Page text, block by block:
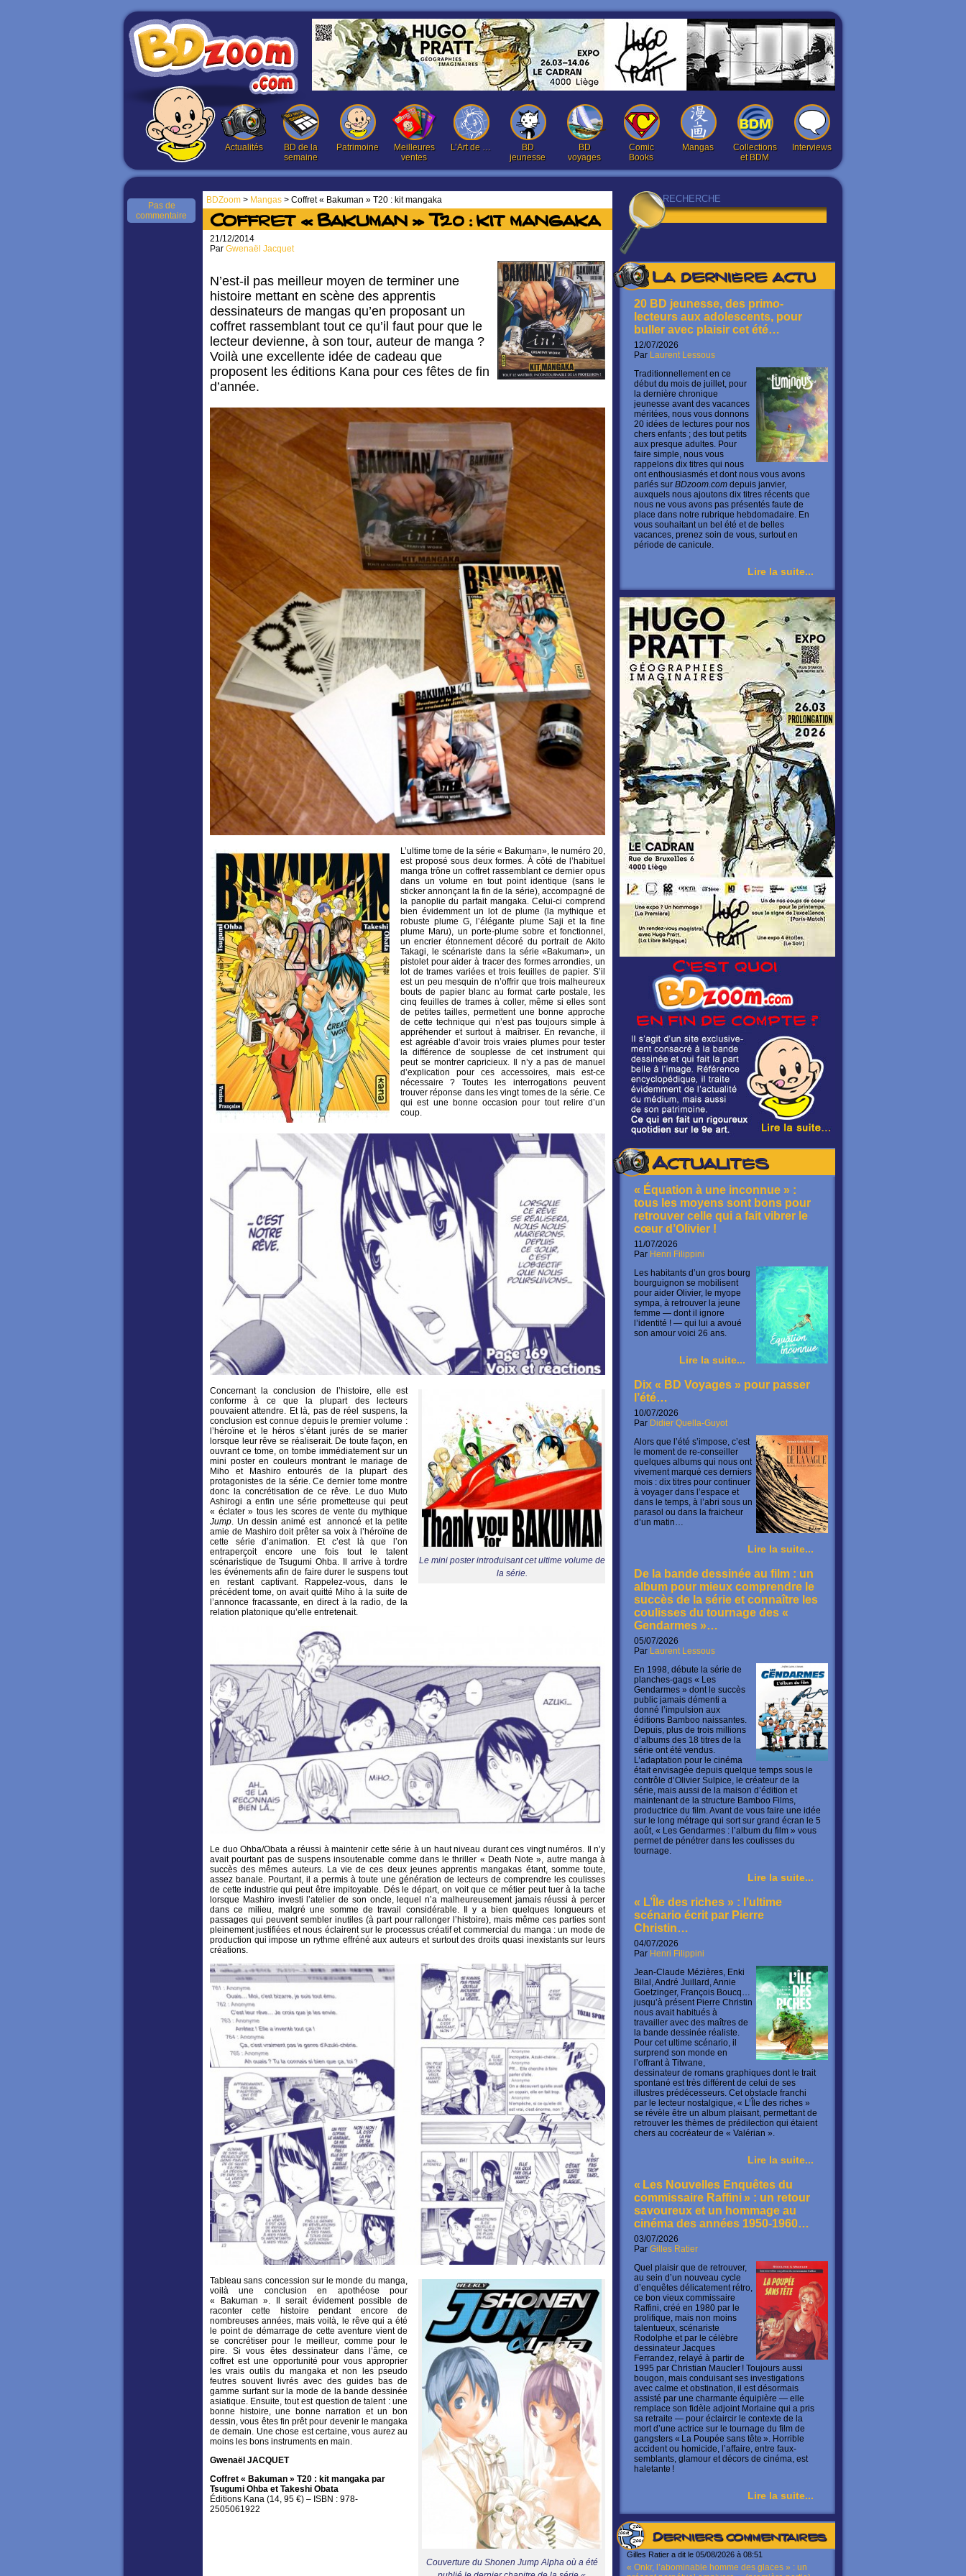
Actualités
BD de la
semaine
Patrimoine
Meilleures
ventes
L’Art de …
BD
jeunesse
BD
voyages
Comic
Books
Mangas
Collections
et BDM
Interviews
La dernière actu
20 BD jeunesse, des primo-
lecteurs aux adolescents, pour
buller avec plaisir cet été…
12/07/2026
Par Laurent Lessous
Traditionnellement en ce
début du mois de juillet, pour
la dernière chronique
jeunesse avant des vacances
méritées, nous vous donnons
20 idées de lectures pour nos
chers enfants ; des tout petits
aux presque adultes. Pour
faire simple, nous vous
rappelons dix titres qui nous
ont enthousiasmés et dont nous vous avons
parlés sur BDzoom.com depuis janvier,
auxquels nous ajoutons dix titres récents que
nous ne vous avons pas présentés faute de
place dans notre rubrique hebdomadaire. En
vous souhaitant un bel été et de belles
vacances, prenez soin de vous, surtout en
période de canicule.
Lire la suite...
Actualités
« Équation à une inconnue » :
tous les moyens sont bons pour
retrouver celle qui a fait vibrer le
cœur d’Olivier !
11/07/2026
Par Henri Filippini
Les habitants d’un gros bourg
bourguignon se mobilisent
pour aider Olivier, le myope
sympa, à retrouver la jeune
femme — dont il ignore
l’identité ! — qui lui a avoué
son amour voici 26 ans.
Lire la suite...
Dix « BD Voyages » pour passer
l’été…
10/07/2026
Par Didier Quella-Guyot
Alors que l’été s’impose, c’est
le moment de re-conseiller
quelques albums qui nous ont
vivement marqué ces derniers
mois : dix titres pour continuer
à voyager dans l’espace et
dans le temps, à l’abri sous un
parasol ou dans la fraicheur
d’un matin…
Lire la suite...
De la bande dessinée au film : un
album pour mieux comprendre le
succès de la série et connaître les
coulisses du tournage des «
Gendarmes »…
05/07/2026
Par Laurent Lessous
En 1998, débute la série de
planches-gags « Les
Gendarmes » dont le succès
public jamais démenti a
donné l’impulsion aux
éditions Bamboo naissantes.
Depuis, plus de trois millions
d’albums des 18 titres de la
série ont été vendus.
L’adaptation pour le cinéma
était envisagée depuis quelque temps sous le
contrôle d’Olivier Sulpice, le créateur de la
série, mais aussi de la maison d’édition et
maintenant de la structure Bamboo Films,
productrice du film. Avant de vous faire une idée
sur le long métrage qui sort sur grand écran le 5
août, « Les Gendarmes : l’album du film » vous
permet de pénétrer dans les coulisses du
tournage.
Lire la suite...
« L’Île des riches » : l’ultime
scénario écrit par Pierre
Christin…
04/07/2026
Par Henri Filippini
Jean-Claude Mézières, Enki
Bilal, André Juillard, Annie
Goetzinger, François Boucq…
jusqu’à présent Pierre Christin
nous avait habitués à
travailler avec des maîtres de
la bande dessinée réaliste.
Pour cet ultime scénario, il
surprend son monde en
l’offrant à Titwane,
dessinateur de romans graphiques dont le trait
spontané est très différent de celui de ses
illustres prédécesseurs. Cet obstacle franchi
par le lecteur nostalgique, « L’Île des riches »
se révèle être un album plaisant, permettant de
retrouver les thèmes de prédilection qui étaient
chers au cocréateur de « Valérian ».
Lire la suite...
« Les Nouvelles Enquêtes du
commissaire Raffini » : un retour
savoureux et un hommage au
cinéma des années 1950-1960…
03/07/2026
Par Gilles Ratier
Quel plaisir que de retrouver,
au sein d’un nouveau cycle
d’enquêtes délicatement rétro,
ce bon vieux commissaire
Raffini, créé en 1980 par le
prolifique, mais non moins
talentueux, scénariste
Rodolphe et par le célèbre
dessinateur Jacques
Ferrandez, relayé à partir de
1995 par Christian Maucler ! Toujours aussi
bougon, mais conduisant ses investigations
avec calme et obstination, il est désormais
assisté par une charmante équipière — elle
remplace son fidèle adjoint Morlaine qui a pris
sa retraite — pour éclaircir le contexte de la
mort d’une actrice sur le tournage du film de
gangsters « La Poupée sans tête ». Horrible
accident ou homicide, l’affaire, entre faux-
semblants, glamour et décors de cinéma, est
haletante !
Lire la suite...
Derniers commentaires
Gilles Ratier a dit le 05/08/2026 à 08:51
« Onkr, l’abominable homme des glaces » : un
BDZoom > Mangas > Coffret « Bakuman » T20 : kit mangaka
Pas de
commentaire
Coffret « Bakuman » T20 : kit mangaka
21/12/2014
Par Gwenaël Jacquet
N’est-il pas meilleur moyen de terminer une
histoire mettant en scène des apprentis
dessinateurs de mangas qu’en proposant un
coffret rassemblant tout ce qu’il faut pour que le
lecteur devienne, à son tour, auteur de manga ?
Voilà une excellente idée de cadeau que
proposent les éditions Kana pour ces fêtes de fin
d’année.
L’ultime tome de la série « Bakuman», le numéro 20,
est proposé sous deux formes. À côté de l’habituel
manga trône un coffret rassemblant ce dernier opus
dans un volume en tout point identique (sans le
sticker annonçant la fin de la série), accompagné de
la panoplie du parfait mangaka. Celui-ci comprend
bien évidemment un lot de plume (la mythique et
robuste plume G, l’élégante plume Saji et la fine
plume Maru), un porte-plume sobre et fonctionnel,
un encrier étonnement décoré du portrait de Akito
Takagi, le scénariste dans la série «Bakuman», un
pistolet pour aider à tracer des formes arrondies, un
lot de trames variées et trois feuilles de papier. S’il
est un peu mesquin de n’offrir que trois malheureux
bouts de papier blanc au format carte postale, les
cinq feuilles de trames à coller, même si elles sont
de petites tailles, permettent une bonne approche
de cette technique qui n’est pas toujours simple à
appréhender et surtout à maîtriser. En revanche, il
est agréable d’avoir trois vraies plumes pour tester
la différence de souplesse de cet instrument qui
peut se montrer capricieux. Il n’y a pas de manuel
d’explication pour ces accessoires, mais est-ce
nécessaire ? Toutes les interrogations peuvent
trouver réponse dans les vingt tomes de la série. Ce
qui est une bonne occasion pour tout relire d’un
coup.
Le mini poster introduisant cet ultime volume de
la série.
Concernant la conclusion de l’histoire, elle est
conforme à ce que la plupart des lecteurs
pouvaient attendre. Et là, pas de réel suspens, la
conclusion est connue depuis le premier volume :
l’héroïne et le héros s’étant jurés de se marier
lorsque leur rêve se réaliserait. De toute façon, en
ouvrant ce tome, on tombe immédiatement sur un
mini poster en couleurs montrant le mariage de
Miho et Mashiro entourés de la plupart des
protagonistes de la série. Ce dernier tome montre
donc la concrétisation de ce rêve. Le duo Muto
Ashirogi a enfin une série prometteuse qui peut
« éclater » tous les scores de vente du mythique
Jump . Un dessin animé est annoncé et la petite
amie de Mashiro doit prêter sa voix à l’héroïne de
cette série d’animation. Et c’est là que l’on
entraperçoit encore une fois tout le talent
scénaristique de Tsugumi Ohba. Il arrive à tordre
les événements afin de faire durer le suspens tout
en restant captivant. Rappelez-vous, dans le
précédent tome, on avait quitté Miho à la suite de
l’annonce fracassante, en direct à la radio, de la
relation platonique qu’elle entretenait.
Le duo Ohba/Obata a réussi à maintenir cette série à un haut niveau durant ces vingt numéros. Il n’y
avait pourtant pas de suspens insoutenable comme dans le thriller « Death Note », autre manga à
succès des mêmes auteurs. La vie de ces deux jeunes apprentis mangakas étant, somme toute,
assez banale. Pourtant, il a permis à toute une génération de lecteurs de comprendre les coulisses
de cette industrie qui peut être impitoyable. Dés le départ, on voit que ce métier peut tuer à la tache
lorsque Mashiro investi l’atelier de son oncle, lequel n’a malheureusement jamais réussi à percer
dans ce milieu, malgré une somme de travail considérable. Il y a bien quelques longueurs et
passages qui peuvent sembler inutiles (à part pour rallonger l’histoire), mais même ces parties sont
pleinement justifiées et nous éclairent sur le processus créatif et commercial du manga : un mode de
production qui impose un rythme effréné aux auteurs et surtout des droits quasi inexistants sur leurs
créations.
Couverture du Shonen Jump Alpha où a été
Tableau sans concession sur le monde du manga,
voilà une conclusion en apothéose pour
« Bakuman ». Il serait évidement possible de
raconter cette histoire pendant encore de
nombreuses années, mais voilà, le rêve qui a été
le point de démarrage de cette aventure vient de
se concrétiser pour le meilleur, comme pour le
pire. Si vous êtes dessinateur dans l’âme, ce
coffret est une opportunité pour vous approprier
les vrais outils du mangaka et non les pseudo
feutres souvent livrés avec des guides bas de
gamme surfant sur la mode de la bande dessinée
asiatique. Ensuite, tout est question de talent : une
bonne histoire, une bonne narration et un bon
dessin, vous êtes fin prêt pour devenir le mangaka
de demain. Une chose est certaine, vous aurez au
moins les bons instruments en main.
Gwenaël JACQUET
Coffret « Bakuman » T20 : kit mangaka par
Tsugumi Ohba et Takeshi Obata
Éditions Kana (14, 95 €) – ISBN : 978-
2505061922